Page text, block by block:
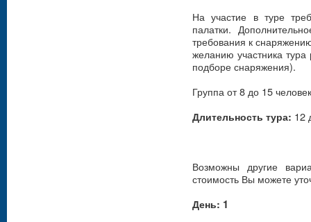
На участие в туре
палатки.
требования к
желанию участника тура
подборе снаряжения).
Группа от 8 до 15
Длительность тура: 12
Возможны другие
стоимость Вы можете
День: 1